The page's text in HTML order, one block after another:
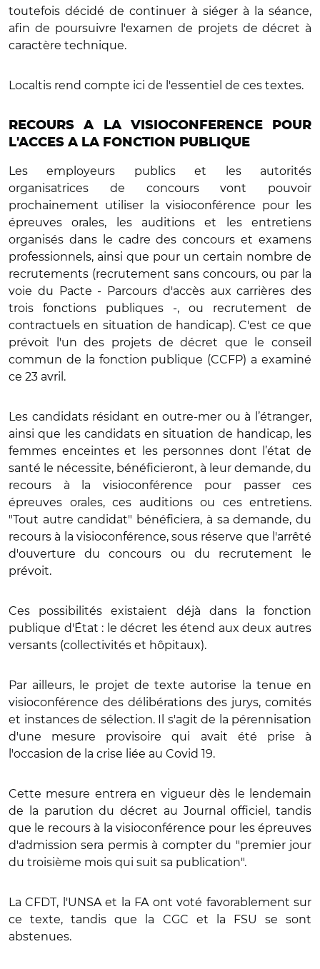
toutefois décidé de continuer à siéger à la séance,
afin de poursuivre
l'examen de projets de décret à
caractère technique.
Localtis rend compte ici de l'essentiel de ces textes.
RECOURS A LA VISIOCONFERENCE POUR
L'ACCES A LA FONCTION PUBLIQUE
Les employeurs publics et les autorités
organisatrices de concours vont pouvoir
prochainement utiliser la visioconférence pour les
épreuves orales, les auditions et les entretiens
organisés dans le cadre des concours et examens
professionnels, ainsi que pour un certain nombre de
recrutements (recrutement sans concours, ou par la
voie du Pacte - Parcours d'accès aux carrières des
trois fonctions publiques -, ou recrutement de
contractuels en situation de handicap). C'est ce que
prévoit l'un des projets de décret que le conseil
commun de la fonction publique (CCFP) a examiné
ce 23 avril.
Les candidats résidant en outre-mer ou à l’étranger,
ainsi que les candidats en situation de handicap, les
femmes enceintes et les personnes dont l’état de
santé le nécessite, bénéficieront, à leur demande, du
recours à la visioconférence pour passer ces
épreuves orales, ces auditions ou ces entretiens.
"Tout autre candidat" bénéficiera, à sa demande, du
recours à la visioconférence, sous réserve que l'arrêté
d'ouverture du concours ou du recrutement le
prévoit.
Ces possibilités existaient déjà dans la fonction
publique d'État : le décret les étend aux deux autres
versants (collectivités et hôpitaux).
Par ailleurs, le projet de texte autorise la tenue en
visioconférence des délibérations des jurys, comités
et instances de sélection. Il s'agit de la pérennisation
d'une mesure provisoire qui avait été prise à
l'occasion de la crise liée au Covid 19.
Cette mesure entrera en vigueur dès le lendemain
de la parution du décret au Journal officiel, tandis
que le recours à la visioconférence pour les épreuves
d'admission sera permis à compter du "premier jour
du troisième mois qui suit sa publication".
La CFDT, l'UNSA et la FA ont voté favorablement sur
ce texte, tandis que la CGC et la FSU se sont
abstenues.